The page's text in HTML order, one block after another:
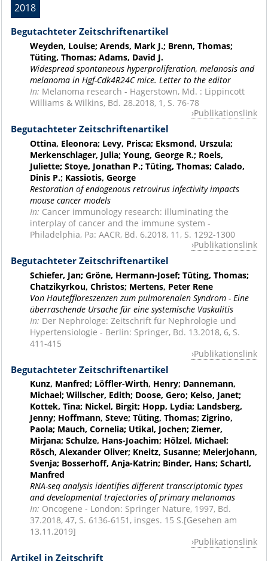
2018
Begutachteter Zeitschriftenartikel
Weyden, Louise; Arends, Mark J.; Brenn, Thomas;
Tüting, Thomas; Adams, David J.
Widespread spontaneous hyperproliferation, melanosis and
melanoma in Hgf-Cdk4R24C mice. Letter to the editor
In: Melanoma research - Hagerstown, Md. : Lippincott
Williams & Wilkins, Bd. 28.2018, 1, S. 76-78
Publikationslink
Begutachteter Zeitschriftenartikel
Ottina, Eleonora; Levy, Prisca; Eksmond, Urszula;
Merkenschlager, Julia; Young, George R.; Roels,
Juliette; Stoye, Jonathan P.; Tüting, Thomas; Calado,
Dinis P.; Kassiotis, George
Restoration of endogenous retrovirus infectivity impacts
mouse cancer models
In: Cancer immunology research: illuminating the
interplay of cancer and the immune system -
Philadelphia, Pa: AACR, Bd. 6.2018, 11, S. 1292-1300
Publikationslink
Begutachteter Zeitschriftenartikel
Schiefer, Jan; Gröne, Hermann-Josef; Tüting, Thomas;
Chatzikyrkou, Christos; Mertens, Peter Rene
Von Hauteffloreszenzen zum pulmorenalen Syndrom - Eine
überraschende Ursache für eine systemische Vaskulitis
In: Der Nephrologe: Zeitschrift für Nephrologie und
Hypertensiologie - Berlin: Springer, Bd. 13.2018, 6, S.
411-415
Publikationslink
Begutachteter Zeitschriftenartikel
Kunz, Manfred; Löffler-Wirth, Henry; Dannemann,
Michael; Willscher, Edith; Doose, Gero; Kelso, Janet;
Kottek, Tina; Nickel, Birgit; Hopp, Lydia; Landsberg,
Jenny; Hoffmann, Steve; Tüting, Thomas; Zigrino,
Paola; Mauch, Cornelia; Utikal, Jochen; Ziemer,
Mirjana; Schulze, Hans-Joachim; Hölzel, Michael;
Rösch, Alexander Oliver; Kneitz, Susanne; Meierjohann,
Svenja; Bosserhoff, Anja-Katrin; Binder, Hans; Schartl,
Manfred
RNA-seq analysis identifies different transcriptomic types
and developmental trajectories of primary melanomas
In: Oncogene - London: Springer Nature, 1997, Bd.
37.2018, 47, S. 6136-6151, insges. 15 S.[Gesehen am
13.11.2019]
Publikationslink
Artikel in Zeitschrift